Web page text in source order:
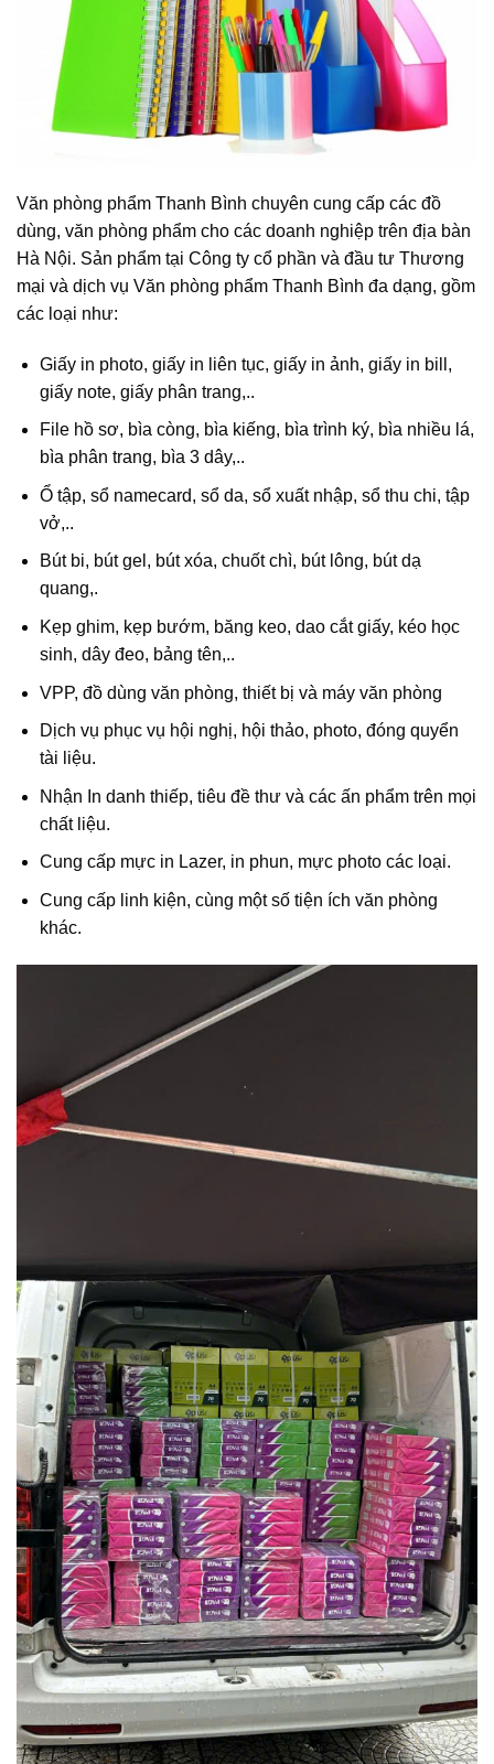
Văn phòng phẩm Thanh Bình chuyên cung cấp các đồ
dùng, văn phòng phẩm cho các doanh nghiệp trên địa bàn
Hà Nội. Sản phẩm tại Công ty cổ phần và đầu tư Thương
mại và dịch vụ Văn phòng phẩm Thanh Bình đa dạng, gồm
các loại như:
Giấy in photo, giấy in liên tục, giấy in ảnh, giấy in bill,
giấy note, giấy phân trang,..
File hồ sơ, bìa còng, bìa kiếng, bìa trình ký, bìa nhiều lá,
bìa phân trang, bìa 3 dây,..
Ổ tập, sổ namecard, sổ da, sổ xuất nhập, sổ thu chi, tập
vở,..
Bút bi, bút gel, bút xóa, chuốt chì, bút lông, bút dạ
quang,.
Kẹp ghim, kẹp bướm, băng keo, dao cắt giấy, kéo học
sinh, dây đeo, bảng tên,..
VPP, đồ dùng văn phòng, thiết bị và máy văn phòng
Dịch vụ phục vụ hội nghị, hội thảo, photo, đóng quyển
tài liệu.
Nhận In danh thiếp, tiêu đề thư và các ấn phẩm trên mọi
chất liệu.
Cung cấp mực in Lazer, in phun, mực photo các loại.
Cung cấp linh kiện, cùng một số tiện ích văn phòng
khác.